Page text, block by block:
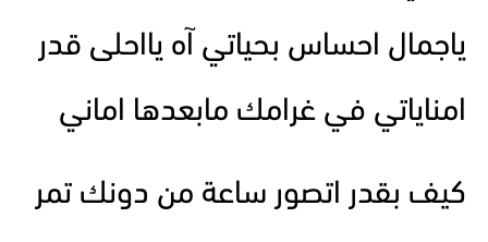
ياجمال احساس بحياتي آه يااحلى قدر
امناياتي في غرامك مابعدها اماني
كيف بقدر اتصور ساعة من دونك تمر